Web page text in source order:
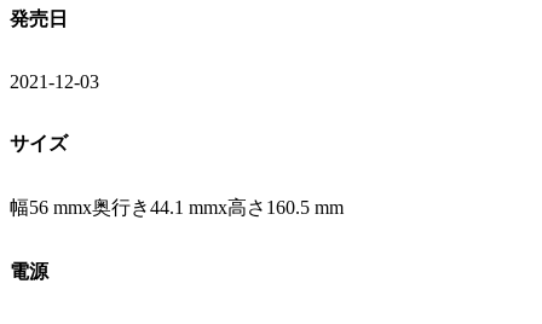
発売日
2021-12-03
サイズ
幅56 mmx奥行き44.1 mmx高さ160.5 mm
電源